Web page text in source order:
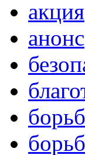
акция
анонс